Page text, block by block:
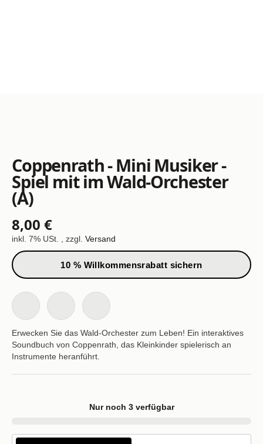
Coppenrath - Mini Musiker -
Spiel mit im Wald-Orchester
(A)
8,00 €
inkl. 7% USt. , zzgl. Versand
10 % Willkommensrabatt sichern
Erwecken Sie das Wald-Orchester zum Leben! Ein interaktives
Soundbuch von Coppenrath, das Kleinkinder spielerisch an
Instrumente heranführt.
Nur noch 3 verfügbar